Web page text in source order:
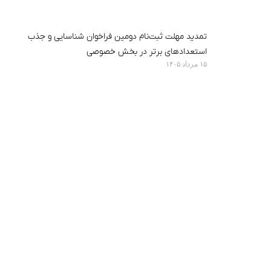
تمدید مهلت ثبت‌نام دومین فراخوان شناسایی و جذب
استعدادهای برتر در بخش خصوصی
۱۵ مرداد ۱۴۰۵